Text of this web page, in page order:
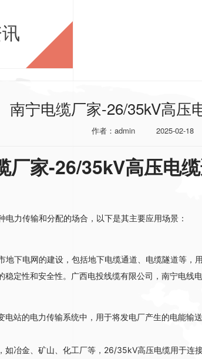
南宁电缆厂家-26/35kV高压
作者：admin 2025-02-18
厂家-26/35kV高压电
力传输和分配的场合，以下是其主要应用场景：
下电网的建设，包括地下电缆通道、电缆隧道等，
稳定性和安全性。广西电投线缆有限公司，南宁电线电
电站的电力传输系统中，用于将发电厂产生的电能输
如冶金、矿山、化工厂等，26/35kV高压电缆用于连